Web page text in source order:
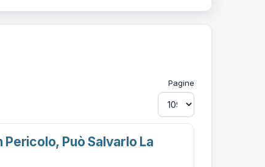
Pagine
Pericolo, Può Salvarlo La